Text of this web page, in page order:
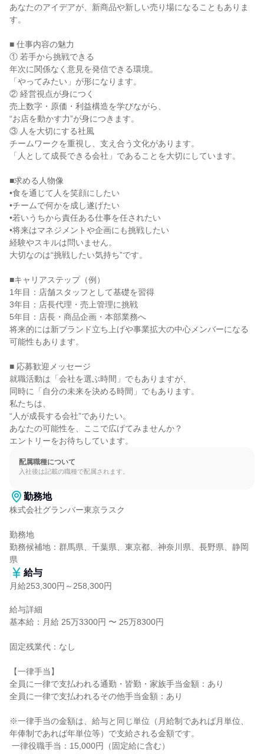
あなたのアイデアが、新商品や新しい売り場になることもありま
す。
■ 仕事内容の魅力
① 若手から挑戦できる
年次に関係なく意見を発信できる環境。
「やってみたい」が形になります。
② 経営視点が身につく
売上数字・原価・利益構造を学びながら、
“お店を動かす力”が身につきます。
③ 人を大切にする社風
チームワークを重視し、支え合う文化があります。
「人として成長できる会社」であることを大切にしています。
■求める人物像
•食を通じて人を笑顔にしたい
•チームで何かを成し遂げたい
•若いうちから責任ある仕事を任されたい
•将来はマネジメントや企画にも挑戦したい
経験やスキルは問いません。
大切なのは“挑戦したい気持ち”です。
■キャリアステップ（例）
1年目：店舗スタッフとして基礎を習得
3年目：店長代理・売上管理に挑戦
5年目：店長・商品企画・本部業務へ
将来的には新ブランド立ち上げや事業拡大の中心メンバーになる
可能性もあります。
■ 応募歓迎メッセージ
就職活動は「会社を選ぶ時間」でもありますが、
同時に「自分の未来を決める時間」でもあります。
私たちは、
“人が成長する会社”でありたい。
あなたの可能性を、ここで広げてみませんか？
エントリーをお待ちしています。
配属職種について
入社後は記載の職種で配属されます。
勤務地
株式会社グランバー東京ラスク
勤務地
勤務候補地：群馬県、千葉県、東京都、神奈川県、長野県、静岡
県
給与
月給253,300円～258,300円
給与詳細
基本給：月給 25万3300円 〜 25万8300円
固定残業代：なし
【一律手当】
全員に一律で支払われる通勤・皆勤・家族手当金額：あり
全員に一律で支払われるその他手当金額：あり
※一律手当の金額は、給与と同じ単位（月給制であれば月単位、
年俸制であれば年単位等）で支給される金額です。